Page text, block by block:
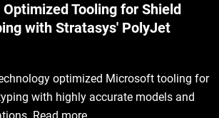
Tooling for Shield
with Stratasys' PolyJet
optimized Microsoft tooling for
with highly accurate models and